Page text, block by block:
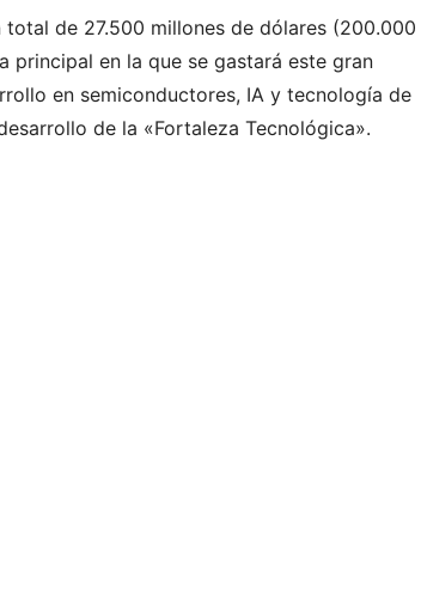
de 27.500 millones de dólares (200.000
principal en la que se gastará este gran
en semiconductores, IA y tecnología de
de la «Fortaleza Tecnológica».